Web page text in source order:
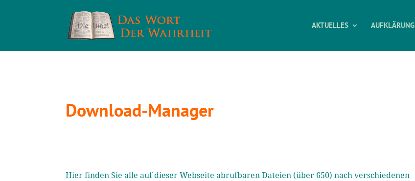
AKTUELLES AUFKLÄRUNG
Download-Manager
Hier finden Sie alle auf dieser Webseite abrufbaren Dateien (über 650) nach verschiedenen